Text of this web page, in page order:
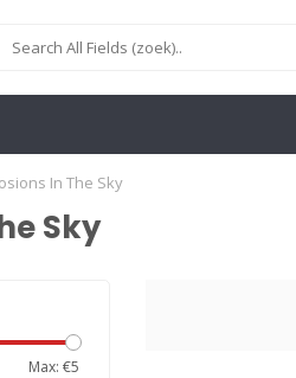
In The Sky
Sky
Max: €5